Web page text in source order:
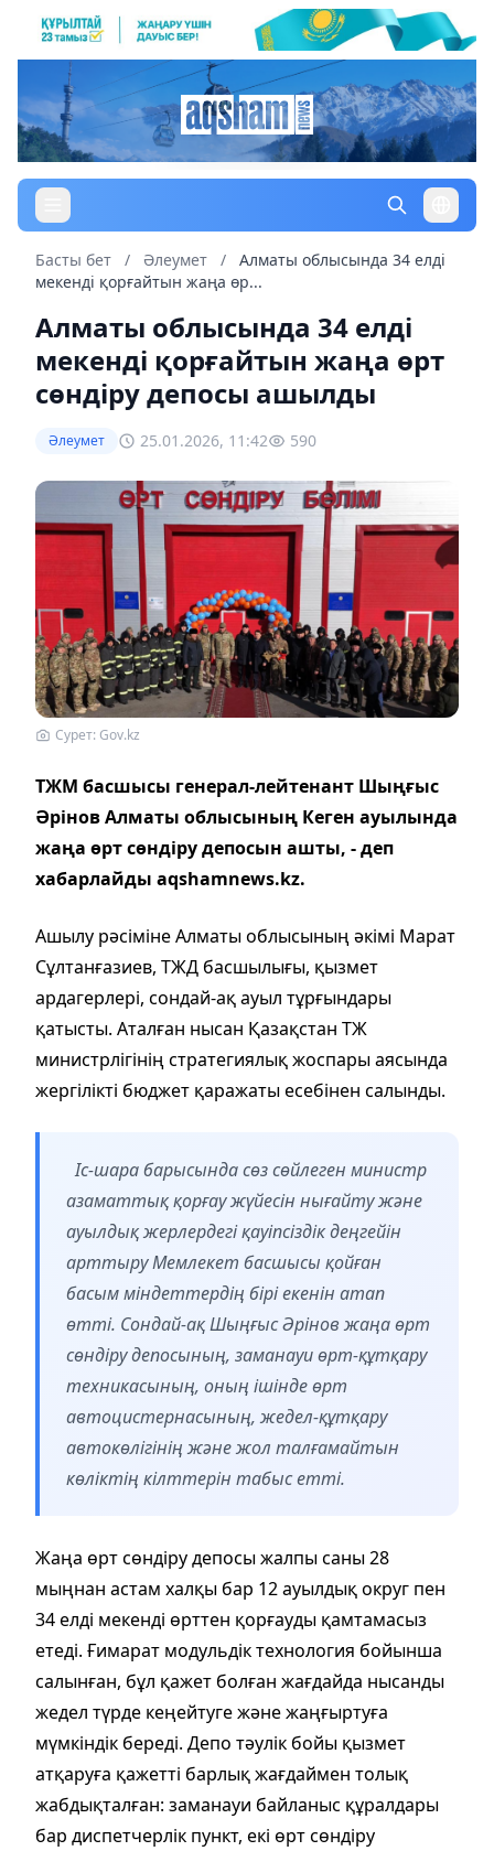
Басты бет / Әлеумет /
Алматы облысында 34 елді
мекенді қорғайтын жаңа өр...
Алматы облысында 34 елді
мекенді қорғайтын жаңа өрт
сөндіру депосы ашылды
Әлеумет 25.01.2026, 11:42 590
Сурет: Gov.kz
ТЖМ басшысы генерал-лейтенант Шыңғыс
Әрінов Алматы облысының Кеген ауылында
жаңа өрт сөндіру депосын ашты, - деп
хабарлайды aqshamnews.kz.
Ашылу рәсіміне Алматы облысының әкімі Марат
Сұлтанғазиев, ТЖД басшылығы, қызмет
ардагерлері, сондай-ақ ауыл тұрғындары
қатысты. Аталған нысан Қазақстан ТЖ
министрлігінің стратегиялық жоспары аясында
жергілікті бюджет қаражаты есебінен салынды.
Іс-шара барысында сөз сөйлеген министр
азаматтық қорғау жүйесін нығайту және
ауылдық жерлердегі қауіпсіздік деңгейін
арттыру Мемлекет басшысы қойған
басым міндеттердің бірі екенін атап
өтті. Сондай-ақ Шыңғыс Әрінов жаңа өрт
сөндіру депосының, заманауи өрт-құтқару
техникасының, оның ішінде өрт
автоцистернасының, жедел-құтқару
автокөлігінің және жол талғамайтын
көліктің кілттерін табыс етті.
Жаңа өрт сөндіру депосы жалпы саны 28
мыңнан астам халқы бар 12 ауылдық округ пен
34 елді мекенді өрттен қорғауды қамтамасыз
етеді. Ғимарат модульдік технология бойынша
салынған, бұл қажет болған жағдайда нысанды
жедел түрде кеңейтуге және жаңғыртуға
мүмкіндік береді. Депо тәулік бойы қызмет
атқаруға қажетті барлық жағдаймен толық
жабдықталған: заманауи байланыс құралдары
бар диспетчерлік пункт, екі өрт сөндіру